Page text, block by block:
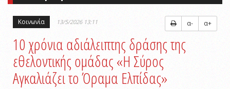
Κοινωνία 13/5/2026 13:11 α- α+
10 χρόνια αδιάλειπτης δράσης της
εθελοντικής ομάδας «Η Σύρος
Αγκαλιάζει το Όραμα Ελπίδας»